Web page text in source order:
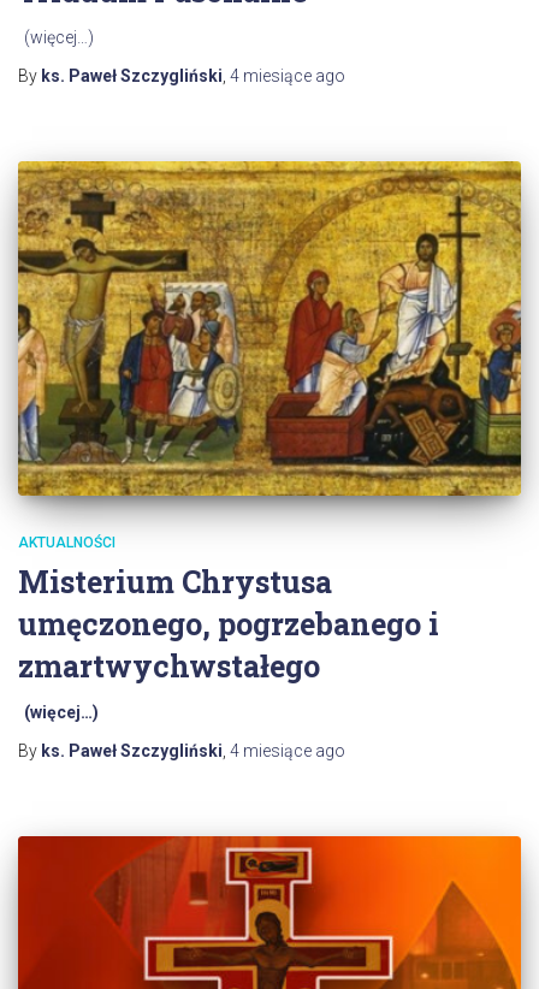
(więcej…)
By ks. Paweł Szczygliński 4 miesiące ago
AKTUALNOŚCI
Misterium Chrystusa
umęczonego, pogrzebanego i
zmartwychwstałego
(więcej…)
By ks. Paweł Szczygliński, 4 miesiące ago